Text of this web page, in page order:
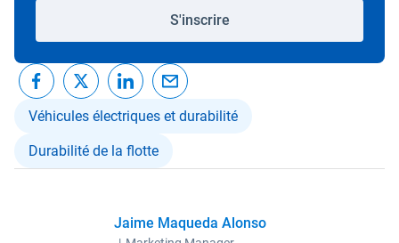
S'inscrire
Véhicules électriques et durabilité
Durabilité de la flotte
Jaime Maqueda Alonso